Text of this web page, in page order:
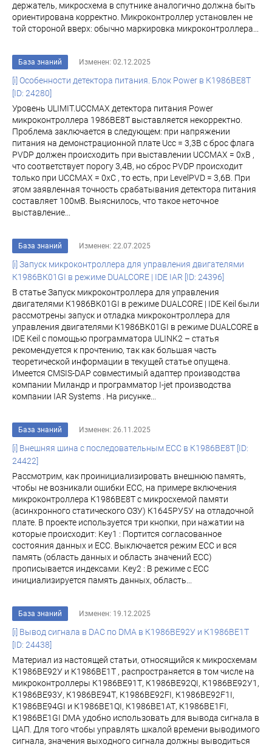
держатель, микросхема в спутнике аналогично должна быть
ориентирована корректно. Микроконтроллер установлен не
той стороной вверх: обычно маркировка микроконтроллера...
База знаний Изменен: 02.12.2025
[i] Особенности детектора питания. Блок Power в К1986ВЕ8T
[ID: 24280]
Уровень ULIMIT.UCCMAX детектора питания Power
микроконтроллера 1986ВЕ8Т выставляется некорректно.
Проблема заключается в следующем: при напряжении
питания на демонстрационной плате Ucc = 3,3В с брос флага
PVDP должен происходить при выставлении UCCMAX = 0хВ ,
что соответствует порогу 3,4В, но сброс PVDP происходит
только при UCCMAX = 0хС , то есть, при LevelPVD = 3,6В. При
этом заявленная точность срабатывания детектора питания
составляет 100мВ. Выяснилось, что такое неточное
выставление...
База знаний Изменен: 22.07.2025
[i] Запуск микроконтроллера для управления двигателями
К1986ВК01GI в режиме DUALCORE | IDE IAR [ID: 24396]
В статье Запуск микроконтроллера для управления
двигателями К1986ВК01GI в режиме DUALCORE | IDE Keil были
рассмотрены запуск и отладка микроконтроллера для
управления двигателями К1986ВК01GI в режиме DUALCORE в
IDE Keil с помощью программатора ULINK2 – статья
рекомендуется к прочтению, так как большая часть
теоретической информации в текущей статье опущена.
Имеется CMSIS-DAP совместимый адаптер производства
компании Миландр и программатор I-jet производства
компании IAR Systems . На рисунке...
База знаний Изменен: 26.11.2025
[i] Внешняя шина с последовательным ECC в К1986ВЕ8Т [ID:
24422]
Рассмотрим, как проинициализировать внешнюю память,
чтобы не возникали ошибки ECC, на примере включения
микроконтроллера К1986ВЕ8Т с микросхемой памяти
(асинхронного статического ОЗУ) К1645РУ5У на отладочной
плате. В проекте используется три кнопки, при нажатии на
которые происходит: Key1 : Портится согласованное
состояния данных и ECC. Выключается режим ECC и вся
память (область данных и область значений ЕСС)
прописывается индексами. Key2 : В режиме с ECC
инициализируется память данных, область...
База знаний Изменен: 19.12.2025
[i] Вывод сигнала в DAC по DMA в К1986ВЕ92У и К1986ВЕ1Т
[ID: 24438]
Материал из настоящей статьи, относящийся к микросхемам
К1986ВЕ92У и К1986ВЕ1Т , распространяется в том числе на
микроконтроллеры К1986ВЕ91Т, К1986ВЕ92QI, К1986ВЕ92У1,
К1986ВЕ93У, К1986ВЕ94Т, К1986ВЕ92FI, К1986ВЕ92F1I,
К1986ВЕ94GI и К1986ВЕ1QI, К1986ВЕ1АТ, К1986ВЕ1FI,
К1986ВЕ1GI DMA удобно использовать для вывода сигнала в
ЦАП. Для того чтобы управлять шкалой времени выводимого
сигнала, значения выходного сигнала должны выводиться